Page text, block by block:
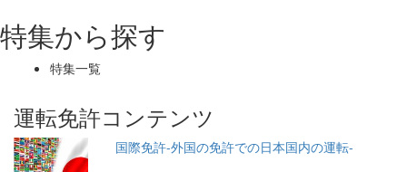
特集から探す
特集一覧
運転免許コンテンツ
国際免許-外国の免許での日本国内の運転-